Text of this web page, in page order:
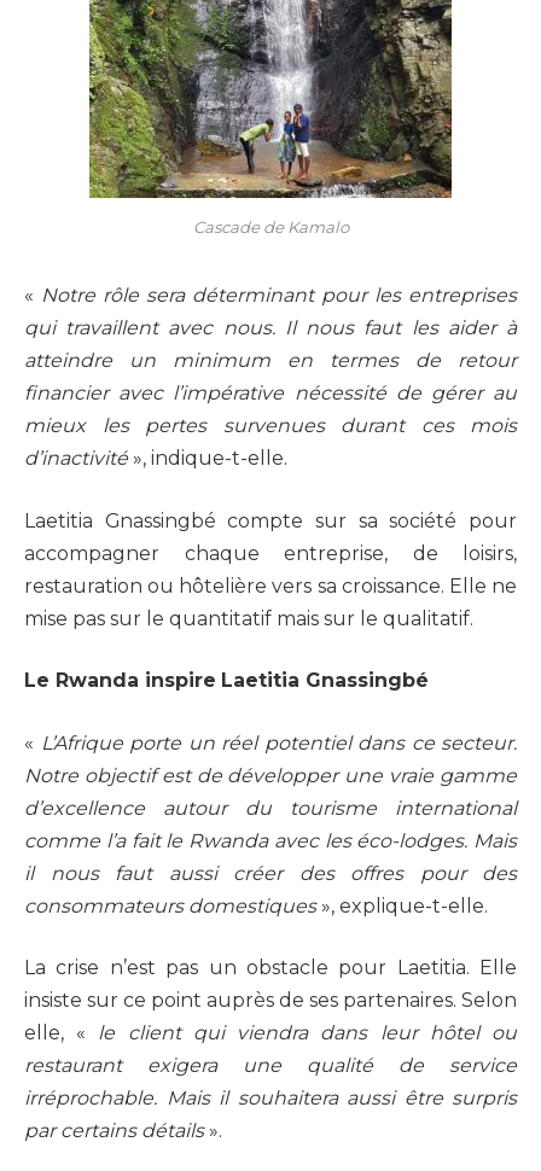
Cascade de Kamalo
« Notre rôle sera déterminant pour les entreprises
qui travaillent avec nous. Il nous faut les aider à
atteindre un minimum en termes de retour
financier avec l’impérative nécessité de gérer au
mieux les pertes survenues durant ces mois
d’inactivité », indique-t-elle.
Laetitia Gnassingbé compte sur sa société pour
accompagner chaque entreprise, de loisirs,
restauration ou hôtelière vers sa croissance. Elle ne
mise pas sur le quantitatif mais sur le qualitatif.
Le Rwanda inspire Laetitia Gnassingbé
« L’Afrique porte un réel potentiel dans ce secteur.
Notre objectif est de développer une vraie gamme
d’excellence autour du tourisme international
comme l’a fait le Rwanda avec les éco-lodges. Mais
il nous faut aussi créer des offres pour des
consommateurs domestiques», explique-t-elle.
La crise n’est pas un obstacle pour Laetitia. Elle
insiste sur ce point auprès de ses partenaires. Selon
elle, « le client qui viendra dans leur hôtel ou
restaurant exigera une qualité de service
irréprochable. Mais il souhaitera aussi être surpris
par certains détails».